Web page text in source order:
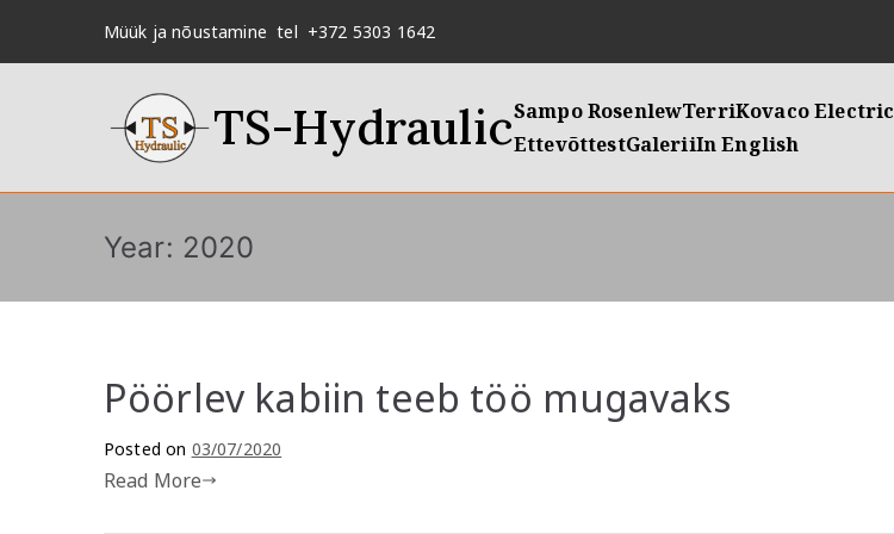
Müük ja nõustamine tel +372 5303 1642
TS-HydraulicSampo RosenlewTerriKovaco Electric
EttevõttestGaleriiIn English
Year: 2020
Pöörlev kabiin teeb töö mugavaks
Posted on 03/07/2020
Read More